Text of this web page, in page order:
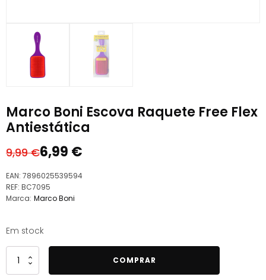
Marco Boni Escova Raquete Free Flex
Antiestática
9,99€
O
preço
original
era:
6,99 €
O
preço
atual
é:
EAN: 7896025539594
REF: BC7095
Marca: Marco Boni
Em stock
Quantidade
de
COMPRAR